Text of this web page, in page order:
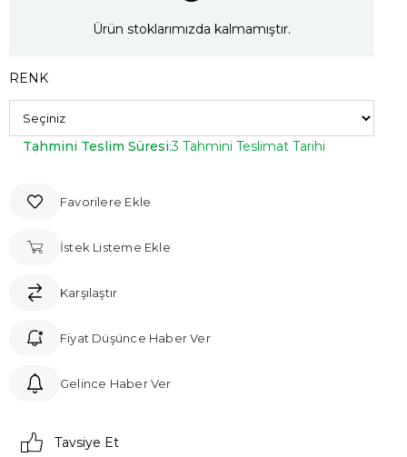
Ürün stoklarımızda kalmamıştır.
RENK
Tahmini Teslim Süresi:3 Tahmini Teslimat Tarihi
Favorilere Ekle
İstek Listeme Ekle
Karşılaştır
Fiyat Düşünce Haber Ver
Gelince Haber Ver
Tavsiye Et